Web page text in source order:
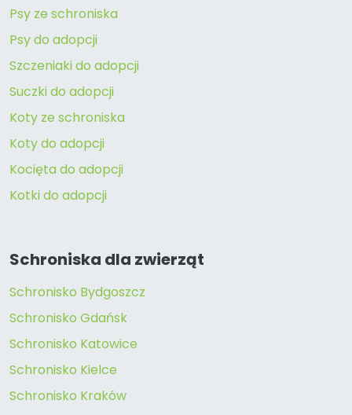
Psy ze schroniska
Psy do adopcji
Szczeniaki do adopcji
Suczki do adopcji
Koty ze schroniska
Koty do adopcji
Kocięta do adopcji
Kotki do adopcji
Schroniska dla zwierząt
Schronisko Bydgoszcz
Schronisko Gdańsk
Schronisko Katowice
Schronisko Kielce
Schronisko Kraków